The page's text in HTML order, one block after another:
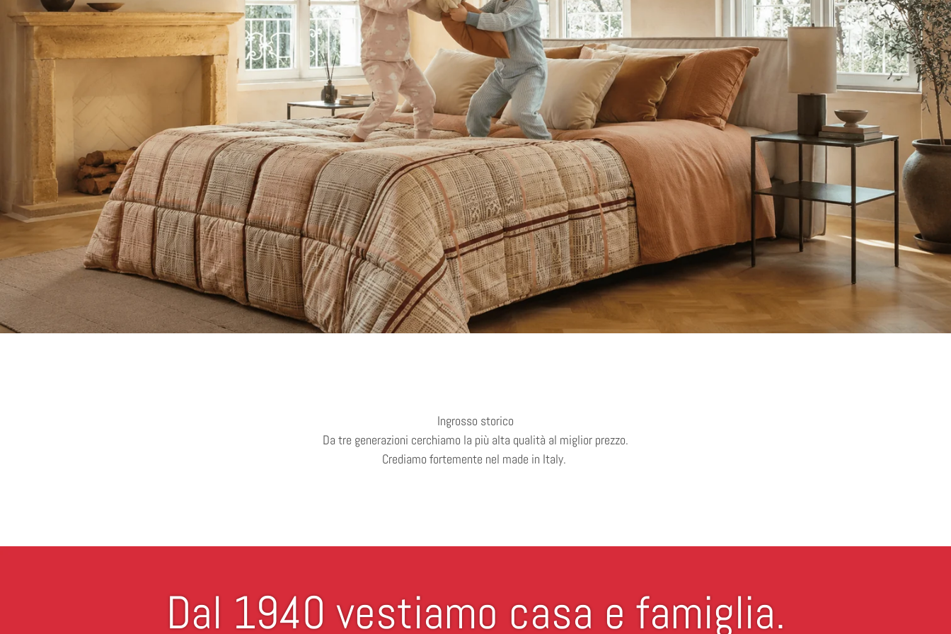
Ingrosso storico
Da tre generazioni cerchiamo la più alta qualità al miglior prezzo.
Crediamo fortemente nel made in Italy.
Dal 1940 vestiamo casa e famiglia.